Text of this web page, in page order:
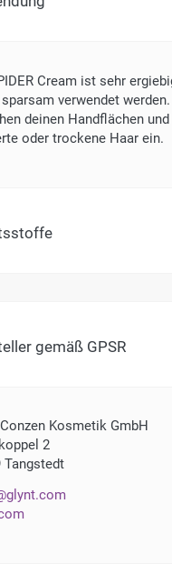
Cream ist sehr
verwendet
deinen Handflächen
oder trockene Haar ein.
gemäß GPSR
Kosmetik GmbH
2
Tangstedt